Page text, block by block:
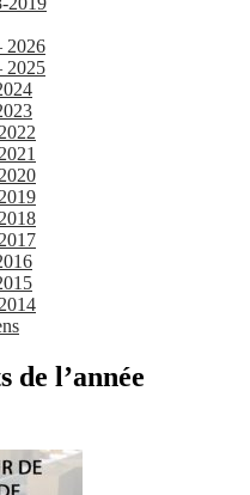
2026
2025
de l’année